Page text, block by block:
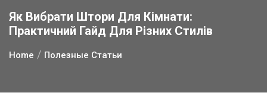
Як Вибрати Штори Для Кімнати:
Практичний Гайд Для Різних Стилів
Home Полезные Статьи